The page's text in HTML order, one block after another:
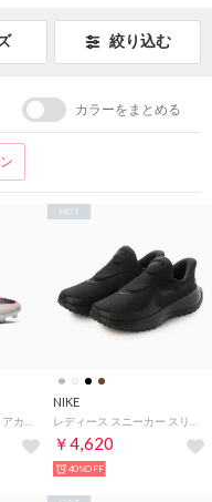
絞り込む
カラーをまとめる
NIKE
￥4,620
HOT
40%OFF